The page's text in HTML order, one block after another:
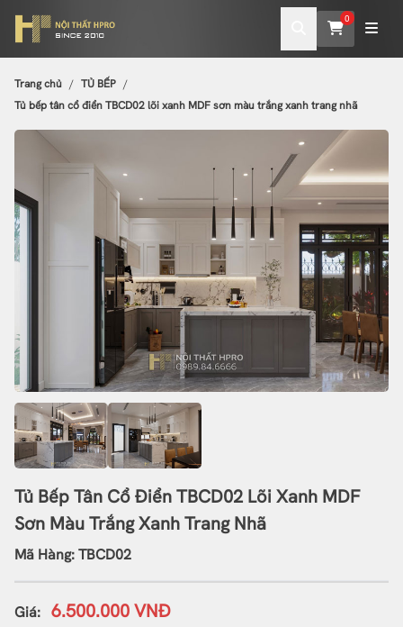
0
Trang chủ
TỦ BẾP
Tủ bếp tân cổ điển TBCD02 lõi xanh MDF sơn màu trắng xanh trang nhã
Tủ Bếp Tân Cổ Điển TBCD02 Lõi Xanh MDF
Sơn Màu Trắng Xanh Trang Nhã
Mã Hàng: TBCD02
Giá: 6.500.000 VNĐ